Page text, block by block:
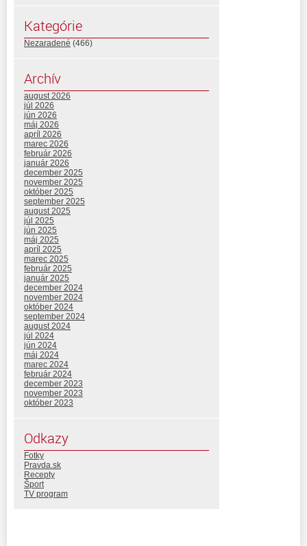
Kategórie
Nezaradené (466)
Archív
august 2026
júl 2026
jún 2026
máj 2026
apríl 2026
marec 2026
február 2026
január 2026
december 2025
november 2025
október 2025
september 2025
august 2025
júl 2025
jún 2025
máj 2025
apríl 2025
marec 2025
február 2025
január 2025
december 2024
november 2024
október 2024
september 2024
august 2024
júl 2024
jún 2024
máj 2024
marec 2024
február 2024
december 2023
november 2023
október 2023
Odkazy
Fotky
Pravda.sk
Recepty
Šport
TV program